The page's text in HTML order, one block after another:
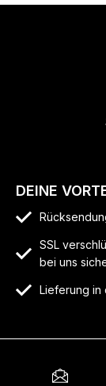
DEINE
SSL
bei uns
Lieferung in